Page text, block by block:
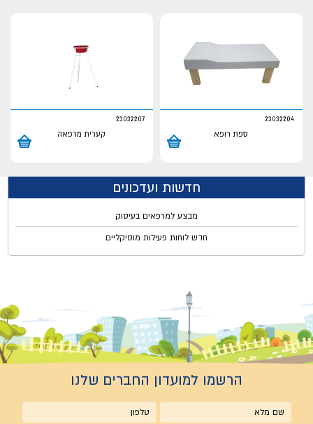
23032204
ספת רופא
23032207
קערית מרפאה
חדשות ועדכונים
מבצע למרפאים בעיסוק
חדש לוחות פעילות מוסיקליים
הרשמו למועדון החברים שלנו